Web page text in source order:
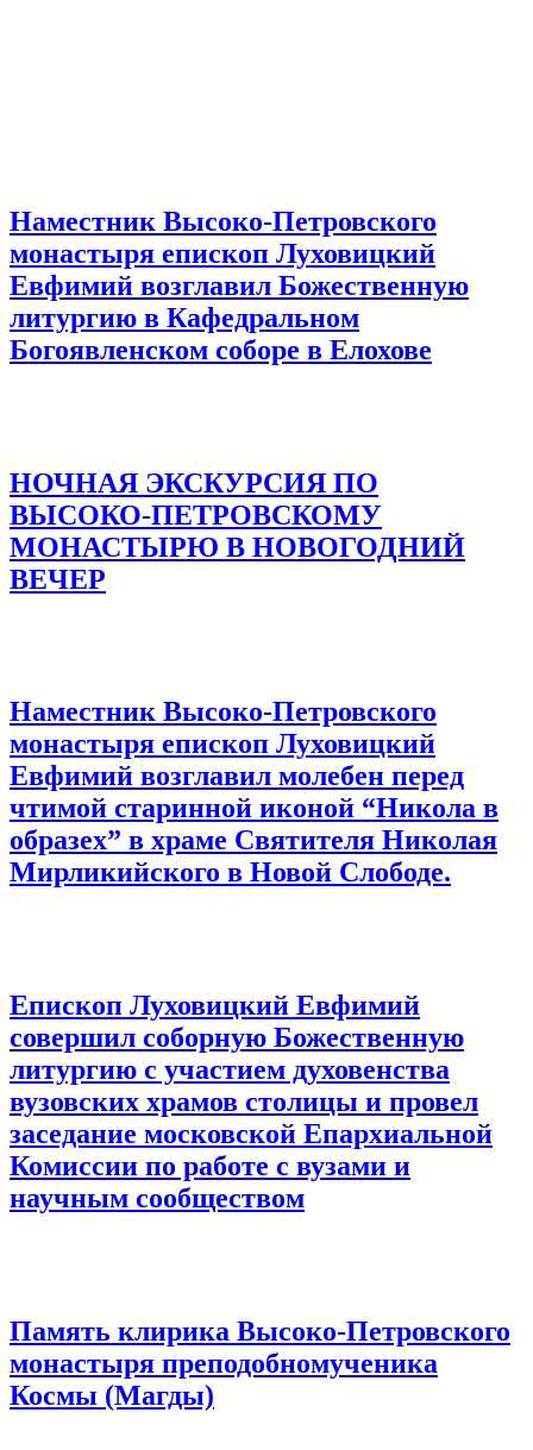
Наместник Высоко-Петровского
монастыря епископ Луховицкий
Евфимий возглавил Божественную
литургию в Кафедральном
Богоявленском соборе в Елохове
НОЧНАЯ ЭКСКУРСИЯ ПО
ВЫСОКО-ПЕТРОВСКОМУ
МОНАСТЫРЮ В НОВОГОДНИЙ
ВЕЧЕР
Наместник Высоко-Петровского
монастыря епископ Луховицкий
Евфимий возглавил молебен перед
чтимой старинной иконой “Никола в
образех” в храме Святителя Николая
Мирликийского в Новой Слободе.
Епископ Луховицкий Евфимий
совершил соборную Божественную
литургию с участием духовенства
вузовских храмов столицы и провел
заседание московской Епархиальной
Комиссии по работе с вузами и
научным сообществом
Память клирика Высоко-Петровского
монастыря преподобномученика
Космы (Магды)